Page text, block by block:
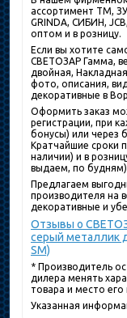
ассортимент ТМ,
GRINDA, СИБИН,
оптом и в розницу.
Если вы хотите
СВЕТОЗАР Гамма,
двойная,
фото, описания,
декоративные в
Оформить заказ
регистрации, при
бонусы) или через
Кратчайшие сроки
наличии) и в
выдаем, по
Предлагаем
производителя на
декоративные и
Отзывы о
серый металлик
SM)
* Производитель
дилера менять
товара и место его
Указанная